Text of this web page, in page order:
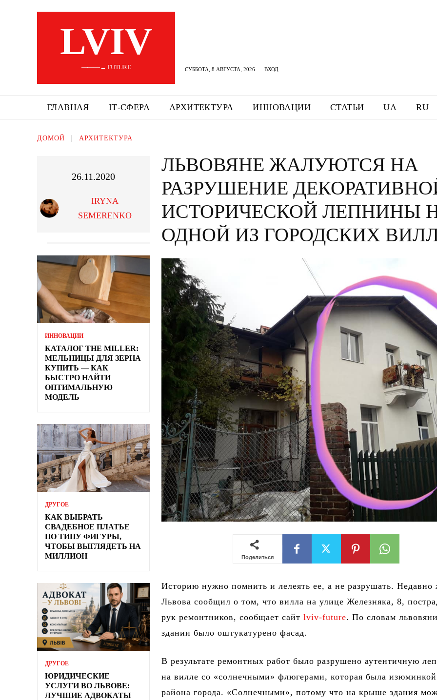
LVIV
———→ FUTURE СУББОТА, 8 АВГУСТА, 2026 ВХОД
ГЛАВНАЯ ІТ-СФЕРА АРХИТЕКТУРА ИННОВАЦИИ СТАТЬИ UA RU
ДОМОЙ АРХИТЕКТУРА
26.11.2020
IRYNA
SEMERENKO
ИННОВАЦИИ
КАТАЛОГ THE MILLER:
МЕЛЬНИЦЫ ДЛЯ ЗЕРНА
КУПИТЬ — КАК
БЫСТРО НАЙТИ
ОПТИМАЛЬНУЮ
МОДЕЛЬ
ДРУГОЕ
КАК ВЫБРАТЬ
СВАДЕБНОЕ ПЛАТЬЕ
ПО ТИПУ ФИГУРЫ,
ЧТОБЫ ВЫГЛЯДЕТЬ НА
МИЛЛИОН
ДРУГОЕ
ЮРИДИЧЕСКИЕ
УСЛУГИ ВО ЛЬВОВЕ:
ЛУЧШИЕ АДВОКАТЫ
ЛЬВОВЯНЕ ЖАЛУЮТСЯ НА
РАЗРУШЕНИЕ
ИСТОРИЧЕСКОЙ ЛЕПНИНЫ
ОДНОЙ ИЗ ГОРОДСКИХ
Поделиться
Историю нужно помнить и лелеять ее, а не разрушать. Недавно
Львова сообщил о том, что вилла на улице Железняка, 8,
рук ремонтников, сообщает сайтlviv-future. По словам
здании было оштукатурено фасад.
В результате ремонтных работ было разрушено аутентичную
на вилле со «солнечными» флюгерами, которая была изюминкой
района города. «Солнечными», потому что на крыше здания